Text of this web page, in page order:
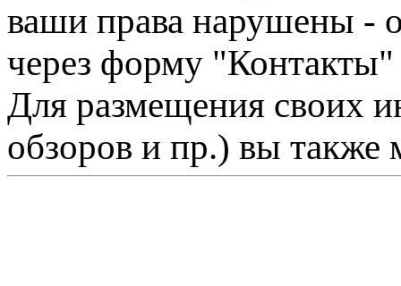
ваши права нарушены -
через форму "Контакты"
Для размещения своих
обзоров и пр.) вы также